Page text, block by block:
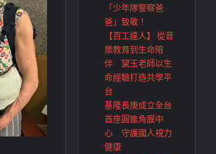
「少年隊警察爸
爸」致敬！
【百工達人】 從音
樂教育到生命陪
伴 黛玉老師以生
命經驗打造共學平
台
基隆長庚成立全台
首座圓錐角膜中
心 守護國人視力
健康